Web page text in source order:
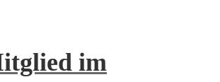
im